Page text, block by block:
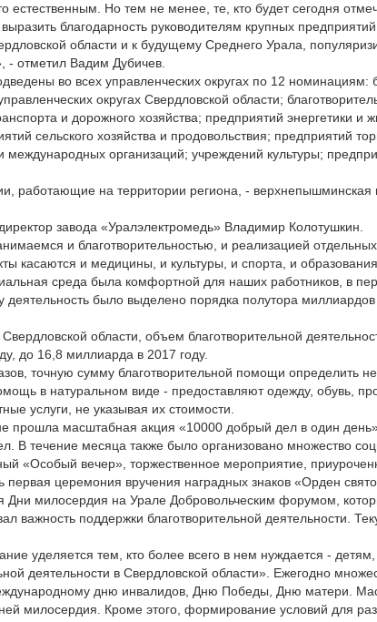
естественным. Но тем не менее, те, кто будет сегодня
благодарность руководителям крупных
области и к будущему Среднего Урала,
- отметил Вадим Дубичев.
во всех управленческих округах по 12 номинациям:
округах Свердловской области;
и дорожного хозяйства; предприятий энергетики и
сельского хозяйства и продовольствия; предприятий
международных организаций; учреждений культуры;
работающие на территории региона, - верхнепышминская
завода «Уралэлектромедь» Владимир Колотушкин.
и благотворительностью, и реализацией
касаются и медицины, и культуры, и спорта, и
среда была комфортной для наших работников, в
деятельность было выделено порядка полутора
области, объем благотворительной
до 16,8 миллиарда в 2017 году.
точную сумму благотворительной помощи определить
в натуральном виде - предоставляют одежду, обувь,
услуги, не указывая их стоимости.
прошла масштабная акция «10000 добрый дел в один
В течение месяца также было организовано множество
«Особый вечер», торжественное мероприятие,
первая церемония вручения наградных знаков «Орден
Дни милосердия на Урале Добровольческим форумом,
важность поддержки благотворительной деятельности.
уделяется тем, кто более всего в нем нуждается -
деятельности в Свердловской области». Ежегодно
дню инвалидов, Дню Победы, Дню матери.
милосердия. Кроме этого, формирование условий для